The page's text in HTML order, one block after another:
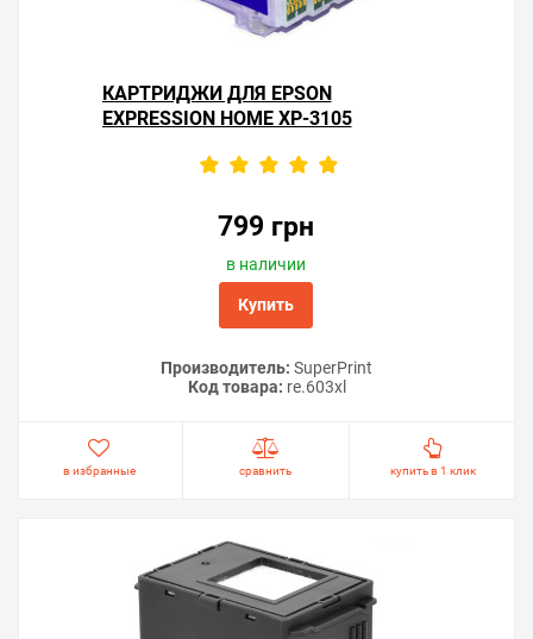
Решили купить СНПЧ Epson Expression Home XP-3105 —
поможем сделать печать на принтере экономичной.
КАРТРИДЖИ ДЛЯ EPSON
EXPRESSION HOME XP-3105
799 грн
в наличии
Купить
Производитель: SuperPrint
Код товара: re.603xl
в избранные сравнить купить в 1 клик